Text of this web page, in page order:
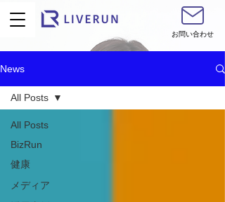
お問い合わせ
News
All Posts
BizRun
健康
メディア
All Posts